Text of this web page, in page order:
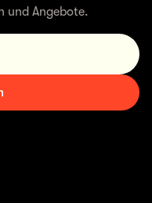
und Angebote.